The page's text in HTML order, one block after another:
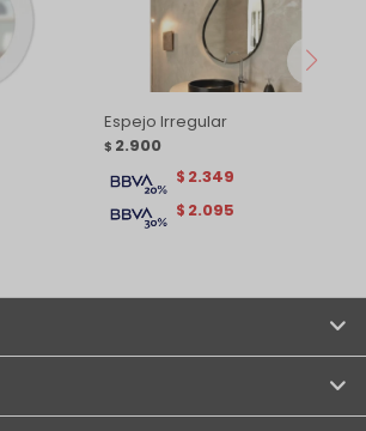
Espejo Irregular
$ 2.900
$ 2.095
$ 2.349